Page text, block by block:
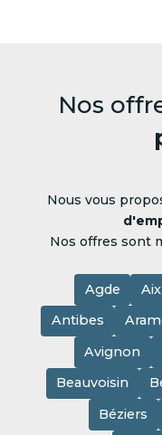
Nos
Nous vous
Nos offres sont
Agde
Antibes
Avignon
Beauvoisin
Béziers